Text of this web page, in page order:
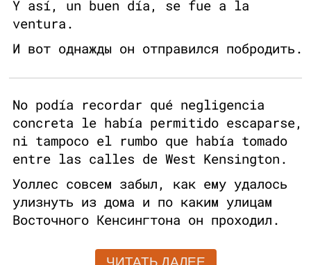
Y así, un buen día, se fue a la
ventura.
И вот однажды он отправился побродить.
No podía recordar qué negligencia
concreta le había permitido escaparse,
ni tampoco el rumbo que había tomado
entre las calles de West Kensington.
Уоллес совсем забыл, как ему удалось
улизнуть из дома и по каким улицам
Восточного Кенсингтона он проходил.
ЧИТАТЬ ДАЛЕЕ